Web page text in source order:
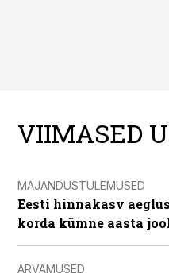
VIIMASED
MAJANDUSTULEMUSED
Eesti hinnakasv
korda kümne aasta
ARVAMUSED